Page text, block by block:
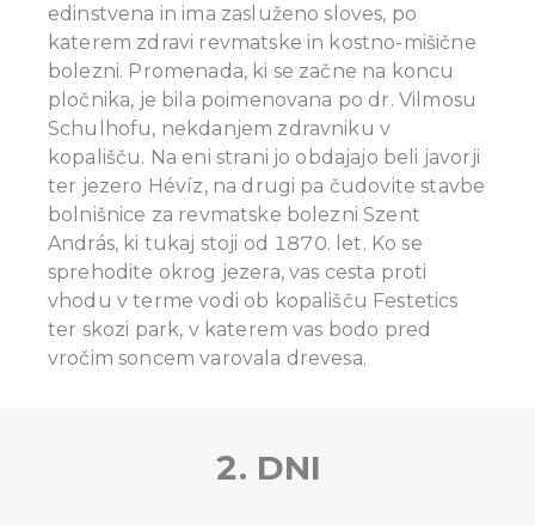
edinstvena in ima zasluženo sloves, po
katerem zdravi revmatske in kostno-mišične
bolezni. Promenada, ki se začne na koncu
pločnika, je bila poimenovana po dr. Vilmosu
Schulhofu, nekdanjem zdravniku v
kopališču. Na eni strani jo obdajajo beli javorji
ter jezero Hévíz, na drugi pa čudovite stavbe
bolnišnice za revmatske bolezni Szent
András, ki tukaj stoji od 1870. let. Ko se
sprehodite okrog jezera, vas cesta proti
vhodu v terme vodi ob kopališču Festetics
ter skozi park, v katerem vas bodo pred
vročim soncem varovala drevesa.
2. DNI